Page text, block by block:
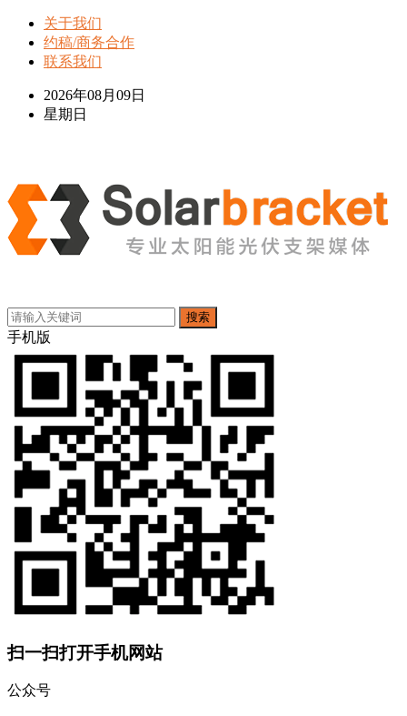
关于我们
约稿/商务合作
联系我们
2026年08月09日
星期日
搜索
手机版
扫一扫打开手机网站
公众号